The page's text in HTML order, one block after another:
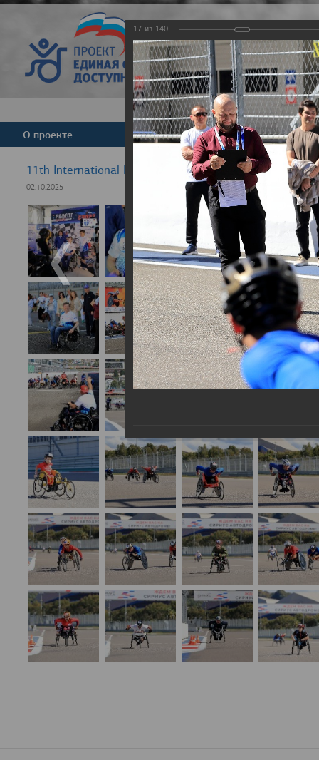
Версия для
О проекте Команда Новости
11th International Rezept-Sport Wheelchair Half
02.10.2025
17 из 140